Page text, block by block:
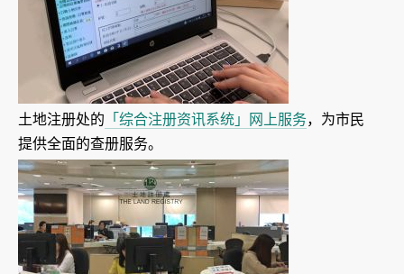
土地注册处的 「综合注册资讯系统」网上服务，为市民
提供全面的查册服务。